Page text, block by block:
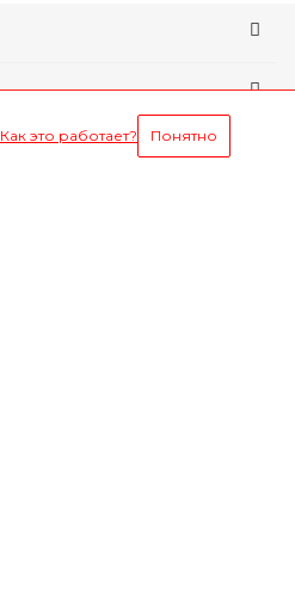
Как это работает? Понятно